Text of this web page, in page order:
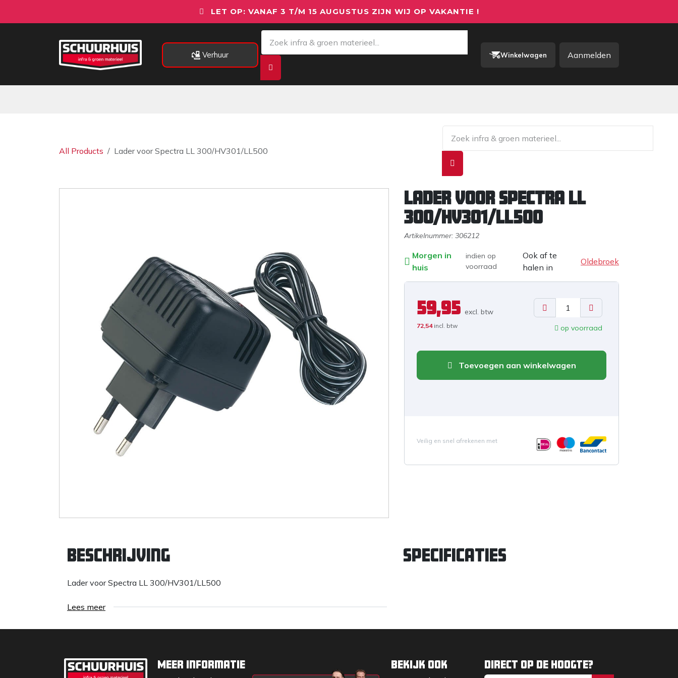
LET OP: VANAF 3 T/M 15 AUGUSTUS ZIJN WIJ OP VAKANTIE !
Verhuur Winkelwagen Aanmelden
All Products Lader voor Spectra LL 300/HV301/LL500
Lader voor Spectra LL
300/HV301/LL500
Artikelnummer: 306212
Morgen in
huis
indien op
voorraad
Ook af te
halen in
Oldebroek
59,95 excl. btw
72,54 incl. btw op voorraad
Toevoegen aan winkelwagen
Veilig en snel afrekenen met
Beschrijving
Lader voor Spectra LL 300/HV301/LL500
Lees meer
Specificaties
Direct op de hoogte?
Bekijk ook
Meer informatie